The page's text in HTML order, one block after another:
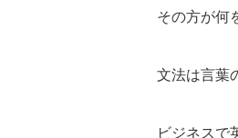
その方が何
文法は言葉
ビジネスで